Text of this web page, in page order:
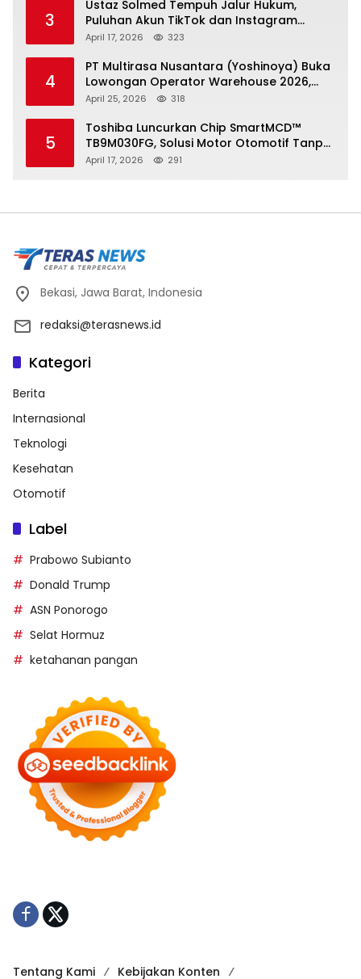
3
Ustaz Solmed Tempuh Jalur Hukum,
Puluhan Akun TikTok dan Instagram
Dilaporkan atas Tuduhan Fitnah
April 17, 2026 323
4
PT Multirasa Nusantara (Yoshinoya) Buka
Lowongan Operator Warehouse 2026,
Penempatan CK Bekasi
April 25, 2026 318
5
Toshiba Luncurkan Chip SmartMCD™
TB9M030FG, Solusi Motor Otomotif Tanpa
Sensor di Kecepatan Nol
April 17, 2026 291
Bekasi, Jawa Barat, Indonesia
redaksi@terasnews.id
Kategori
Berita
Internasional
Teknologi
Kesehatan
Otomotif
Label
Prabowo Subianto
Donald Trump
ASN Ponorogo
Selat Hormuz
ketahanan pangan
Tentang Kami Kebijakan Konten